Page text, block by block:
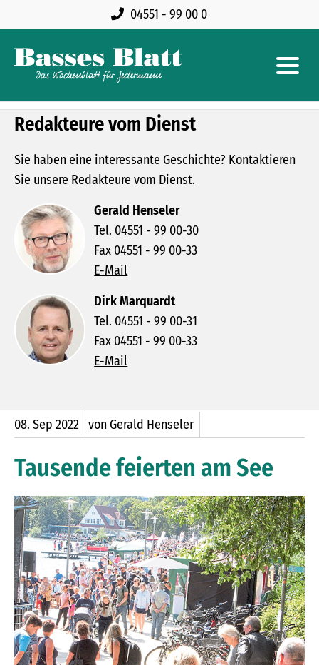
04551 - 99 00 0
Redakteure vom Dienst
Sie haben eine interessante Geschichte? Kontaktieren
Sie unsere Redakteure vom Dienst.
Gerald Henseler
Tel. 04551 - 99 00-30
Fax 04551 - 99 00-33
E-Mail
Dirk Marquardt
Tel. 04551 - 99 00-31
Fax 04551 - 99 00-33
E-Mail
08. Sep 2022 von Gerald Henseler
Tausende feierten am See